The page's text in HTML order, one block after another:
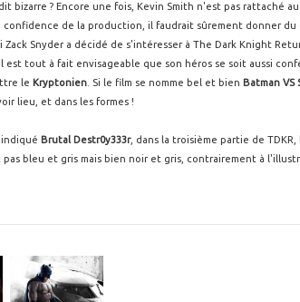
dit bizarre ? Encore une fois, Kevin Smith n'est pas rattaché
confidence de la production, il faudrait sûrement donner du
Snyder a décidé de s'intéresser à The Dark Knight
est tout à fait envisageable que son héros se soit aussi
le Kryptonien . Si le film se nomme bel et bien Batman VS
lieu, et dans les formes !
indiqué Brutal Destr0y333r, dans la troisième partie de
pas bleu et gris mais bien noir et gris, contrairement à